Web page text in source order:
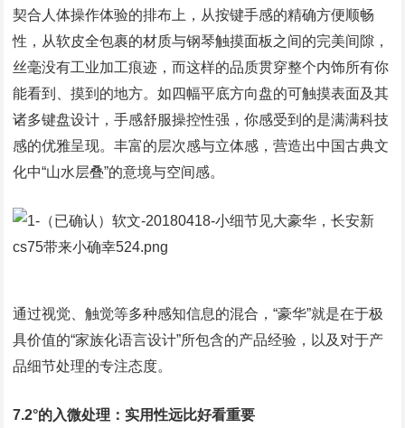
契合人体操作体验的排布上，从按键手感的精确方便顺畅
性，从软皮全包裹的材质与钢琴触摸面板之间的完美间隙，
丝毫没有工业加工痕迹，而这样的品质贯穿整个内饰所有你
能看到、摸到的地方。如四幅平底方向盘的可触摸表面及其
诸多键盘设计，手感舒服操控性强，你感受到的是满满科技
感的优雅呈现。丰富的层次感与立体感，营造出中国古典文
化中“山水层叠”的意境与空间感。
通过视觉、触觉等多种感知信息的混合，“豪华”就是在于极
具价值的“家族化语言设计”所包含的产品经验，以及对于产
品细节处理的专注态度。
7.2°的入微处理：实用性远比好看重要